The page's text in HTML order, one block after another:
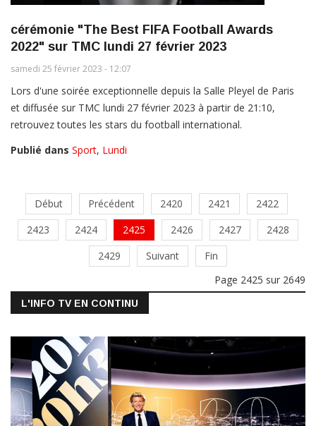
cérémonie "The Best FIFA Football Awards
2022" sur TMC lundi 27 février 2023
samedi 25 février 2023 - 12:07
Lors d'une soirée exceptionnelle depuis la Salle Pleyel de Paris
et diffusée sur TMC lundi 27 février 2023 à partir de 21:10,
retrouvez toutes les stars du football international.
Publié dans Sport, Lundi
Début Précédent 2420 2421
2422
2423
2424 2425 2426 2427
2428
2429
Suivant
Fin
Page 2425 sur 2649
L'INFO TV EN CONTINU